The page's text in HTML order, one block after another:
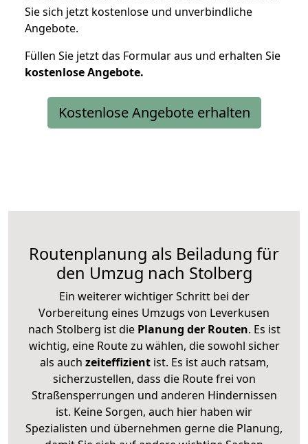
Sie sich jetzt kostenlose und unverbindliche
Angebote.
Füllen Sie jetzt das Formular aus und erhalten Sie
kostenloseAngebote.
Kostenlose Angebote erhalten
Routenplanung als Beiladung für
den Umzug nach Stolberg
Ein weiterer wichtiger Schritt bei der
Vorbereitung eines Umzugs von Leverkusen
nach Stolberg ist diePlanung der Routen. Es ist
wichtig, eine Route zu wählen, die sowohl sicher
als auch zeiteffizientist. Es ist auch ratsam,
sicherzustellen, dass die Route frei von
Straßensperrungen und anderen Hindernissen
ist. Keine Sorgen, auch hier haben wir
Spezialisten und übernehmen gerne die Planung,